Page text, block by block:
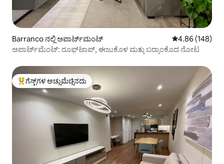
Barranco ನಲ್ಲಿ ಅಪಾರ್ಟ್‌ಮಂಟ್ 5 ರಲ್ಲಿ 4.86
4.86 (148)
ಅಪಾರ್ಟ್‌ಮೆಂಟ್: ರೂಫ್‌ಟಾಪ್, ಈಜುಕೊಳ ಮತ್ತು ಬರ್ರಾಂಕೊದ ನೋಟ
ಗೆಸ್ಟ್‌ಗಳಿಗೆ ಅತಿ ಹೆಚ್ಚು ಅಚ್ಚುಮೆಚ್ಚಿನದು
ಗೆಸ್ಟ್‌ಗಳ ಅಚ್ಚುಮೆಚ್ಚಿನದು